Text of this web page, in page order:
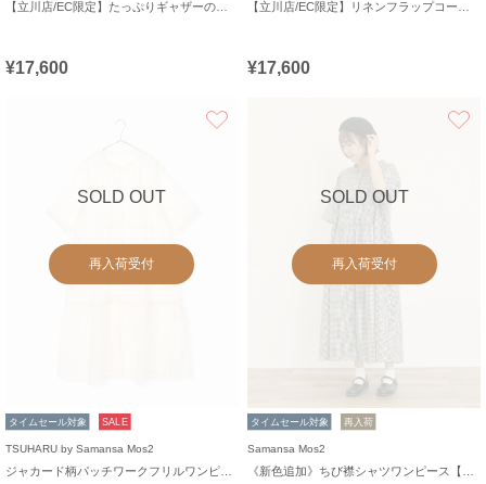
¥17,600 ¥17,600
SOLD OUT
再入荷受付
タイムセール対象 SALE
TSUHARU by Samansa Mos2
SOLD OUT
再入荷受付
タイムセール対象 再入荷
Samansa Mos2